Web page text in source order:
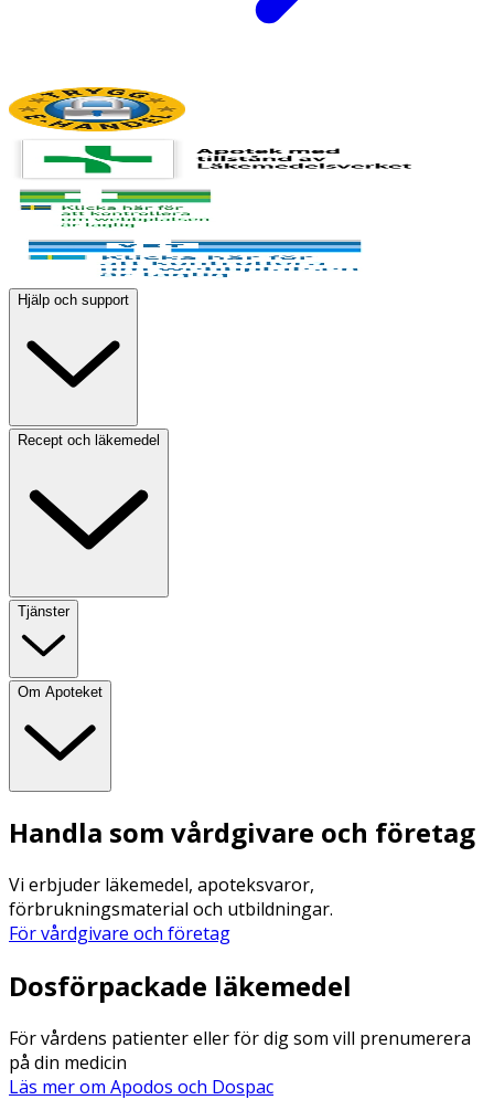
Hjälp och support
Recept och läkemedel
Tjänster
Om Apoteket
Handla som vårdgivare och företag
Vi erbjuder läkemedel, apoteksvaror,
förbrukningsmaterial och utbildningar.
För vårdgivare och företag
Dosförpackade läkemedel
För vårdens patienter eller för dig som vill prenumerera
på din medicin
Läs mer om Apodos och Dospac